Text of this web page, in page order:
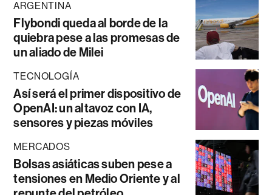
ARGENTINA
Flybondi queda al borde de la
quiebra pese a las promesas de
un aliado de Milei
TECNOLOGÍA
Así será el primer dispositivo de
OpenAI: un altavoz con IA,
sensores y piezas móviles
MERCADOS
Bolsas asiáticas suben pese a
tensiones en Medio Oriente y al